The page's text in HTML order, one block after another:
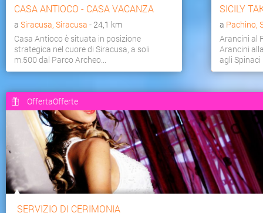
CASA ANTIOCO - CASA VACANZA
a Siracusa, Siracusa - 24,1 km
Casa Antioco è situata in posizione
strategica nel cuore di Siracusa, a soli
m.500 dal Parco Archeo...
SICILY
a Pachino,
Arancini al
Arancini
agli Spinaci
OffertaOfferte
SERVIZIO DI CERIMONIA